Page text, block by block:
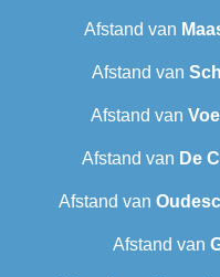
Afstand van
Afstand van
Afstand van
Afstand van De
Afstand van
Afstand van